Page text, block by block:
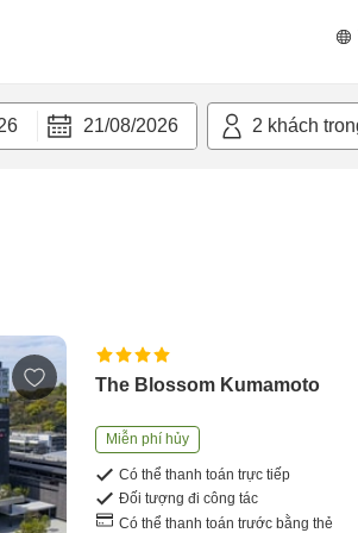
21/08/2026 2 khách
The Blossom Kumamoto
Miễn phí hủy
Có thể thanh toán trực tiếp
Đối tượng đi công tác
Có thể thanh toán trước bằng thẻ